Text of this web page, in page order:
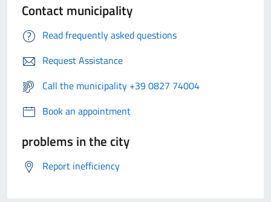
Contact municipality
Read frequently asked questions
Request Assistance
Call the municipality +39 0827 74004
Book an appointment
problems in the city
Report inefficiency